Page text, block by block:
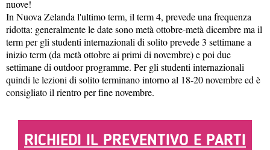
nuove!
In Nuova Zelanda l'ultimo term, il term 4, prevede una frequenza
ridotta: generalmente le date sono metà ottobre-metà dicembre ma il
term per gli studenti internazionali di solito prevede 3 settimane a
inizio term (da metà ottobre ai primi di novembre) e poi due
settimane di outdoor programme. Per gli studenti internazionali
quindi le lezioni di solito terminano intorno al 18-20 novembre ed è
consigliato il rientro per fine novembre.
RICHIEDI IL PREVENTIVO E PARTI